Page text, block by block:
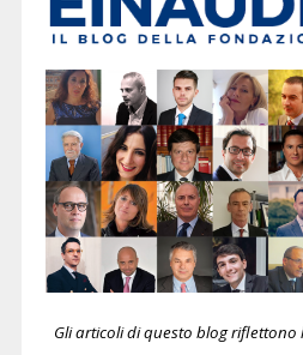
Gli articoli di questo blog